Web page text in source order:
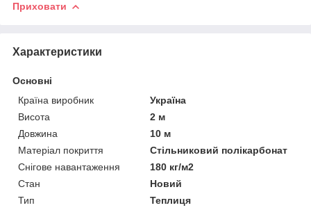
Приховати
Характеристики
Основні
Країна виробник
Україна
Висота
2 м
Довжина
10 м
Матеріал покриття
Стільниковий полікарбонат
Снігове навантаження
180 кг/м2
Стан
Новий
Тип
Теплиця